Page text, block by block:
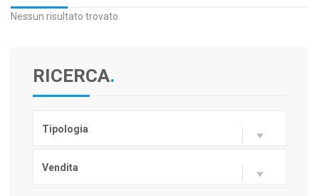
Nessun risultato trovato
RICERCA.
Tipologia
Vendita